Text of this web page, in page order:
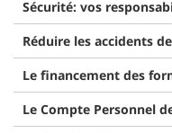
Sécurité: vos
Réduire les accidents
Le financement des
Le Compte Personnel